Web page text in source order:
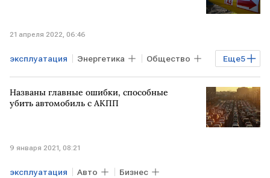
21 апреля 2022, 06:46
Еще5
эксплуатация Энергетика Общество
Регионы Экономика Газ
Дальний Восток газопровод
Названы главные ошибки, способные
убить автомобиль с АКПП
9 января 2021, 08:21
эксплуатация Авто Бизнес